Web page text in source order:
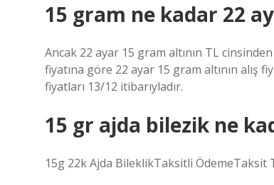
15 gram ne kadar 22
Ancak 22 ayar 15 gram altının TL
fiyatına göre 22 ayar 15 gram altının alış
fiyatları 13/12 itibarıyladır.
15 gr ajda bilezik ne
15g 22k Ajda BileklikTaksitli ÖdemeTaksit